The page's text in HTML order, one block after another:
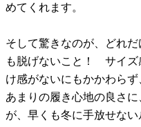
めてくれます。
そして驚きなのが、どれ
も脱げないこと！ サイズ
け感がないにもかかわらず
あまりの履き心地の良さ
が、早くも冬に手放せない